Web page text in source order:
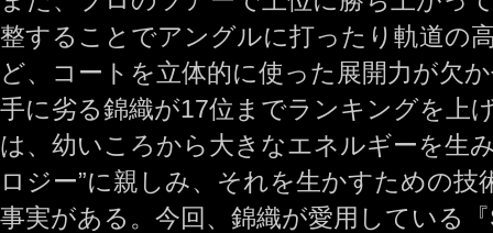
整することでアングルに打ったり軌道の
ど、コートを立体的に使った展開力が欠
手に劣る錦織が17位までランキングを上
は、幼いころから大きなエネルギーを生
ロジー”に親しみ、それを生かすための
事実がある。今回、錦織が愛用している